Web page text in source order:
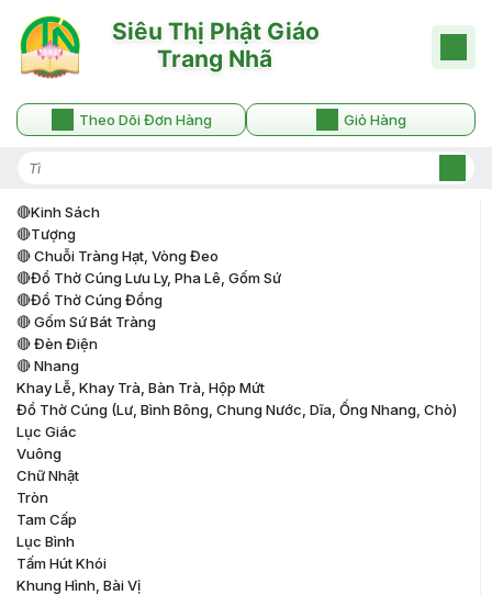
Theo Dõi Đơn Hàng Giỏ Hàng
🔴kinh Sách
🔴tượng
🔴 Chuỗi Tràng Hạt, Vòng Đeo
🔴đồ Thờ Cúng Lưu Ly, Pha Lê, Gốm Sứ
🔴đồ Thờ Cúng Đồng
🔴 Gốm Sứ Bát Tràng
🔴 Đèn Điện
🔴 Nhang
Khay Lễ, Khay Trà, Bàn Trà, Hộp Mứt
Đồ Thờ Cúng (lư, Bình Bông, Chung Nước, Dĩa, Ống Nhang, Chò)
Lục Giác
Vuông
Chữ Nhật
Tròn
Tam Cấp
Lục Bình
Tấm Hút Khói
Khung Hình, Bài Vị